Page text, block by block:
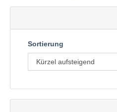
Sortierung